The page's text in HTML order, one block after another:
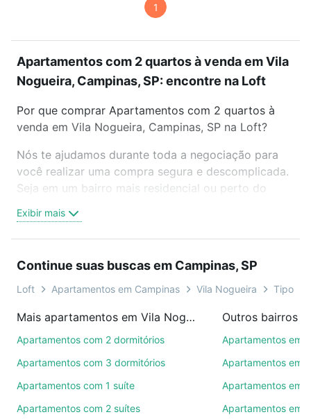
1
Apartamentos com 2 quartos à venda em Vila
Nogueira, Campinas, SP: encontre na Loft
Por que comprar Apartamentos com 2 quartos à
venda em Vila Nogueira, Campinas, SP na Loft?
Nós te ajudamos durante toda a negociação para
você realizar uma compra segura e descomplicada.
Seja em um bairro mais residencial ou perto do
oferta ideal de Apartamentos com 2 quartos à
venda em Vila Nogueira, Campinas, SP para
ou por videochamada, é grátis, sem compromisso e
você ainda conta com mais de 46 mil corretores e
de imóveis.
Como escolher um imóvel?
ruas, bairros e até condomínios favoritos. Você
também pode usar os filtros como quantidade de
Exibir mais
Continue suas buscas em Campinas, SP
Loft Apartamentos em Campinas Vila Nogueira Tipo
Mais apartamentos em Vila Nogueira
Apartamentos com 2 dormitórios
Apartamentos com 3 dormitórios
Apartamentos com 1 suíte
Apartamentos com 2 suítes
Outros bairros
Apartamentos em
Apartamentos em
Apartamentos em
Apartamentos em